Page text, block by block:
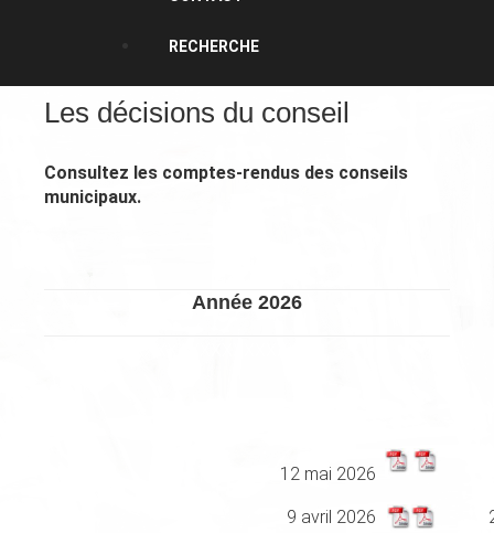
RECHERCHE
Les décisions du conseil
Consultez les comptes-rendus des conseils
municipaux.
Année 2026
12 mai 2026
9 avril 2026